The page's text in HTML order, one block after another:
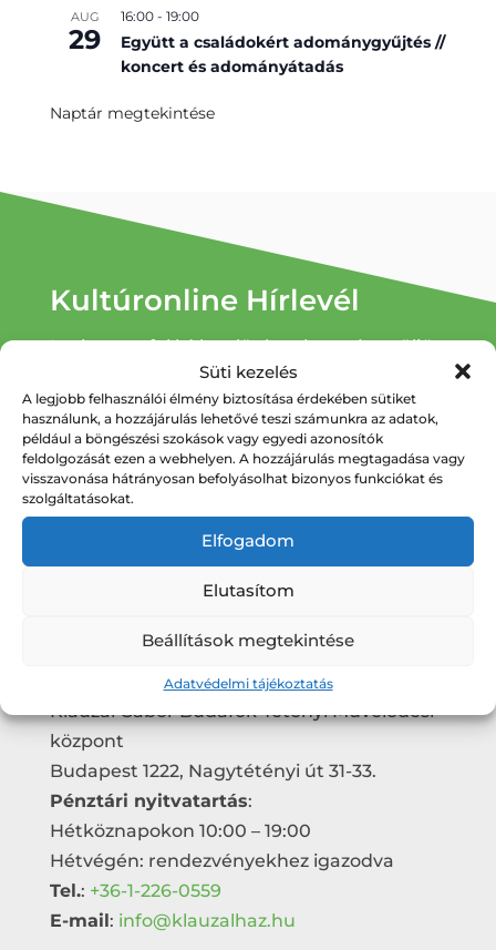
Süti kezelés
A legjobb felhasználói élmény biztosítása érdekében sütiket
használunk, a hozzájárulás lehetővé teszi számunkra az adatok,
például a böngészési szokások vagy egyedi azonosítók
feldolgozását ezen a webhelyen. A hozzájárulás megtagadása vagy
visszavonása hátrányosan befolyásolhat bizonyos funkciókat és
szolgáltatásokat.
Elfogadom
Elutasítom
Beállítások megtekintése
Adatvédelmi tájékoztatás
AUG
29
16:00- 19:00
Együtt a családokért adománygyűjtés //
koncert és adományátadás
Naptár megtekintése
Kultúronline Hírlevél
Iratkozzon fel hírlevelünkre, hogy értesüljön
az új programjainkról.
Hírlevél feliratkozás
Klauzál Gábor Budafok-Tétényi Művelődési
központ
Budapest 1222, Nagytétényi út 31-33.
Pénztári nyitvatartás:
Hétköznapokon 10:00 – 19:00
Hétvégén: rendezvényekhez igazodva
Tel.: +36-1-226-0559
E-mail : info@klauzalhaz.hu